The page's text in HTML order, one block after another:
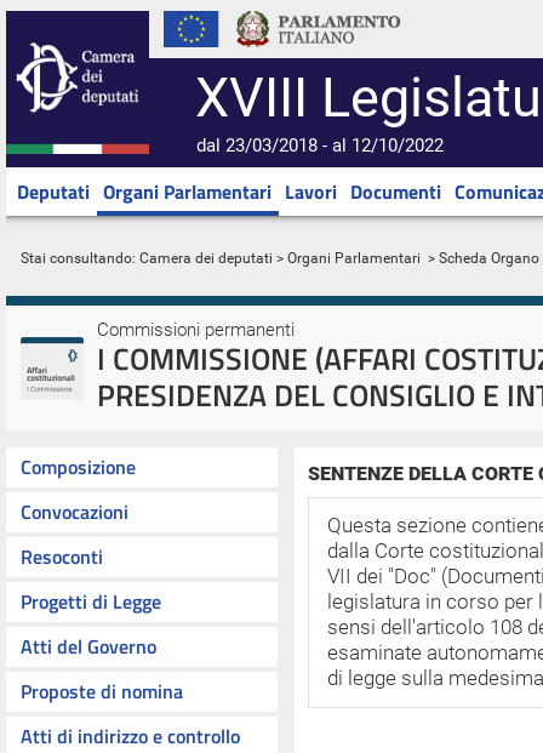
XVIII
dal 23/03/2018 - al 12/10/2022
Deputati Organi Parlamentari Lavori Documenti
Stai consultando: Camera dei deputati > Organi Parlamentari > Scheda Organo
Commissioni permanenti
I COMMISSIONE (AFFARI
PRESIDENZA DEL CONSIGLIO E
Composizione
Convocazioni
Resoconti
Progetti di Legge
Atti del Governo
Proposte di nomina
Atti di indirizzo e controllo
SENTENZE DELLA
Questa sezione
dalla Corte
VII dei "Doc"
legislatura in corso per
sensi dell'articolo 108
esaminate
di legge sulla